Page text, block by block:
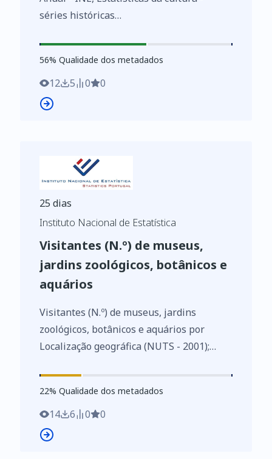
séries históricas
56%
56% Qualidade dos metadados
12 5 0 0
25 dias
Instituto Nacional de Estatística
Visitantes (N.º) de museus,
jardins zoológicos, botânicos e
aquários
Visitantes (N.º) de museus, jardins
zoológicos, botânicos e aquários por
Localização geográfica (NUTS - 2001);
https://www.ine.pt/xurl/indx/0002160/PT
22%
22% Qualidade dos metadados
14 6 0 0